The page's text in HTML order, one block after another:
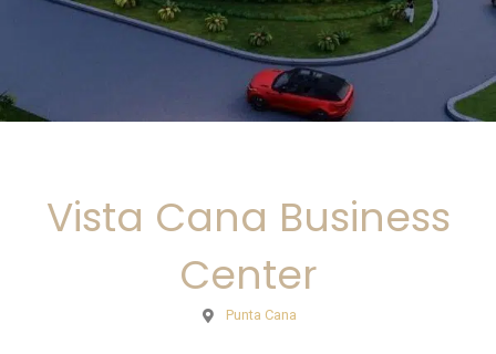
Vista Cana Business
Center
Punta Cana